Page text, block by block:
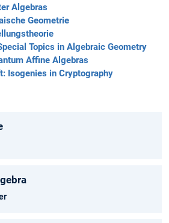
Algebras
Geometrie
Topics in Algebraic Geometry
Affine Algebras
Isogenies in Cryptography